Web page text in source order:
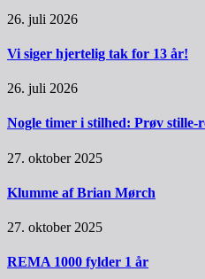
26. juli 2026
Vi siger hjertelig tak for 13 år!
26. juli 2026
Nogle timer i stilhed: Prøv
27. oktober 2025
Klumme af Brian Mørch
27. oktober 2025
REMA 1000 fylder 1 år